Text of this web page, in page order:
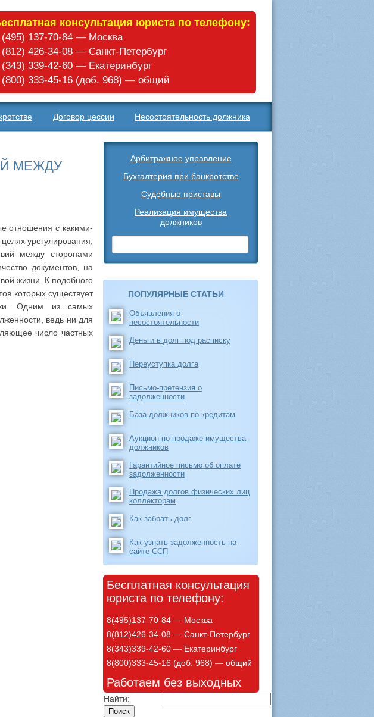
Договор цессии Несостоятельность должника
Арбитражное управление
Бухгалтерия при банкротстве
Судебные приставы
Реализация имущества
должников
консультация юриста по телефону:
(495) 137-70-84 — Москва
426-34-08 — Санкт-Петербург
339-42-60 — Екатеринбург
(800) 333-45-16 (доб. 968) — общий
МЕЖДУ
отношения с какими-
урегулирования,
между сторонами
документов, на
жизни. К подобного
которых существует
Одним из самых
ведь ни для
число частных
ПОПУЛЯРНЫЕ СТАТЬИ
Объявления о
несостоятельности
Деньги в долг под расписку
Переуступка долга
Письмо-претензия о
задолженности
База должников по кредитам
Аукцион по продаже имущества
должников
Гарантийное письмо об оплате
задолженности
Продажа долгов физических лиц
коллекторам
Как забрать долг
Как узнать задолженность на
сайте ССП
Бесплатная консультация
юриста по телефону:
8(495)137-70-84 — Москва
8(812)426-34-08 — Санкт-Петербург
8(343)339-42-60 — Екатеринбург
8(800)333-45-16 (доб. 968) — общий
Работаем без выходных
Найти: